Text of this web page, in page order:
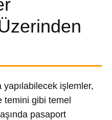
işlemler,
temini gibi temel
pasaport